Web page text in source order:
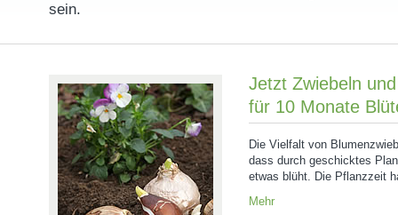
sein.
Jetzt Zwiebeln
für 10 Monate
Die Vielfalt von
dass durch geschicktes
etwas blüht. Die Pflanzzeit
Mehr